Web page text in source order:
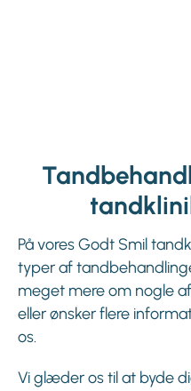
På vores Godt Smil
typer af
meget mere om nogle
eller ønsker flere
os.
Vi glæder os til at byde